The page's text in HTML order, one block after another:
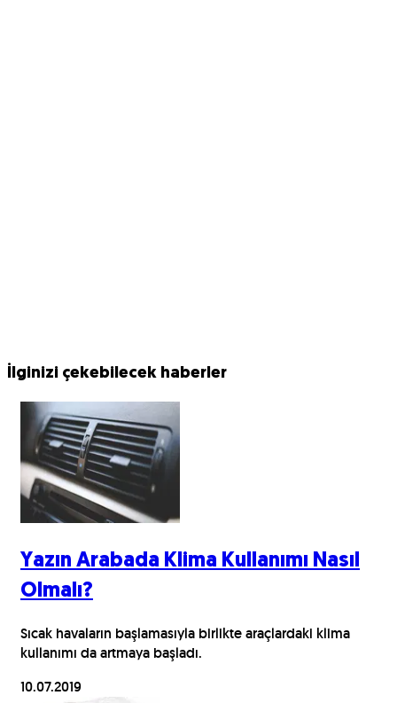
İlginizi çekebilecek haberler
Yazın Arabada Klima Kullanımı Nasıl
Olmalı?
Sıcak havaların başlamasıyla birlikte araçlardaki klima
kullanımı da artmaya başladı.
10.07.2019